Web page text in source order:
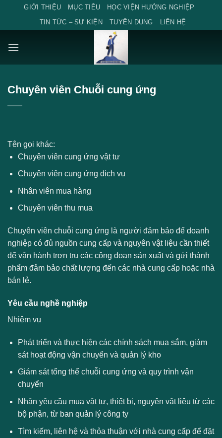
content
GIỚI THIỆU MỤC TIÊU
HỌC VIỆN HƯỚNG NGHIỆP
TIN TỨC – SỰ KIỆN
TUYỂN DỤNG LIÊN HỆ
Chuyên viên Chuỗi cung ứng
Tên gọi khác:
Chuyên viên cung ứng vật tư
Chuyên viên cung ứng dịch vụ
Nhân viên mua hàng
Chuyên viên thu mua
Chuyên viên chuỗi cung ứng là người đảm bảo để doanh
nghiệp có đủ nguồn cung cấp và nguyên vật liệu cần thiết
để vận hành trơn tru các công đoạn sản xuất và gửi thành
phẩm đảm bảo chất lượng đến các nhà cung cấp hoặc nhà
bán lẻ.
Yêu cầu nghề nghiệp
Nhiệm vụ
Phát triển và thực hiện các chính sách mua sắm, giám
sát hoạt động vận chuyển và quản lý kho
Giám sát tổng thể chuỗi cung ứng và quy trình vận
chuyển
Nhận yêu cầu mua vật tư, thiết bị, nguyên vật liệu từ các
bộ phận, từ ban quản lý công ty
Tìm kiếm, liên hệ và thỏa thuận với nhà cung cấp để đặt